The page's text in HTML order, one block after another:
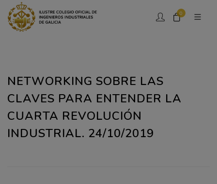
0
NETWORKING SOBRE LAS
CLAVES PARA ENTENDER LA
CUARTA REVOLUCIÓN
INDUSTRIAL. 24/10/2019